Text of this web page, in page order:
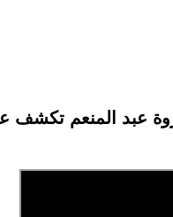
عبد المنعم تكشف